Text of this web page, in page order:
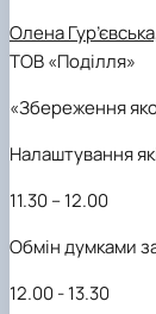
Олена
ТОВ «Поділля»
«Збереження
Налаштування
11.30 – 12.00
Обмін думками
12.00 - 13.30